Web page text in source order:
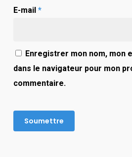
E-mail *
Enregistrer mon nom, mon
dans le navigateur pour mon
commentaire.